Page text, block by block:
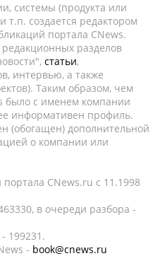
системы (продукта или
т.п. создается редактором
портала CNews.
разделов
статьи,
интервью, а также
Таким образом, чем
было с именем компании
информативен профиль.
(обогащен) дополнительной
о компании или
CNews.ru c 11.1998
в очереди разбора -
199231.
- book@cnews.ru